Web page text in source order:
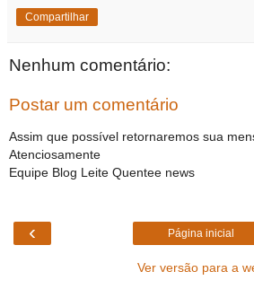
Compartilhar
Nenhum comentário:
Postar um comentário
Assim que possível retornaremos sua
Atenciosamente
Equipe Blog Leite Quentee news
‹ Página inicial
Ver versão para a